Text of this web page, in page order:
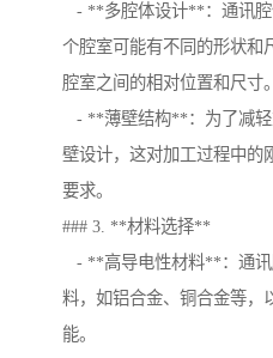
- **多腔体设计**：通讯腔
个腔室可能有不同的形状和
腔室之间的相对位置和尺寸。
- **薄壁结构**：为了减轻
壁设计，这对加工过程中的
要求。
### 3. **材料选择**
- **高导电性材料**：通讯
料，如铝合金、铜合金等，
能。